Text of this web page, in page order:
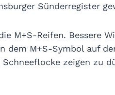
Sünderregister
M+S-Reifen. Bessere
dem M+S-Symbol auf
zeigen zu